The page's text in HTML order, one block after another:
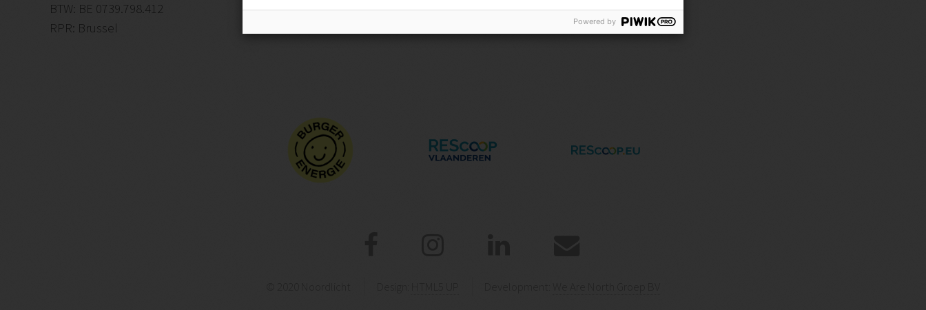
BTW: BE 0739.798.412
RPR: Brussel
Powered by